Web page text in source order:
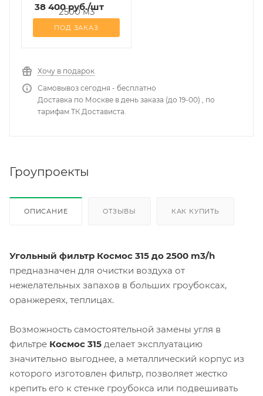
38 400руб./шт
ПОД ЗАКАЗ
Хочу в подарок
Самовывоз сегодня - бесплатно
Доставка по Москве в день заказа (до 19-00) , по
тарифам ТК Достависта.
Гроупроекты
ОПИСАНИЕ ОТЗЫВЫ КАК КУПИТЬ
Угольный фильтр Космос 315 до 2500 m3/h
предназначен для очистки воздуха от
нежелательных запахов в больших гроубоксах,
оранжереях, теплицах.
Возможность самостоятельной замены угля в
фильтре Космос 315 делает эксплуатацию
значительно выгоднее, а металлический корпус из
которого изготовлен фильтр, позволяет жестко
крепить его к стенке гроубокса или подвешивать